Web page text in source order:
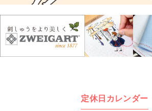
定休日カレンダー